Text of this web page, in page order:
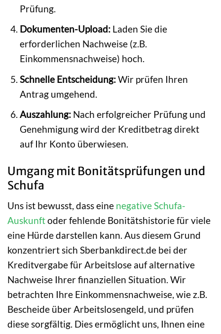
Prüfung.
Dokumenten-Upload:Laden Sie die
erforderlichen Nachweise (z.B.
Einkommensnachweise) hoch.
Schnelle Entscheidung:Wir prüfen Ihren
Antrag umgehend.
Auszahlung:Nach erfolgreicher Prüfung und
Genehmigung wird der Kreditbetrag direkt
auf Ihr Konto überwiesen.
Umgang mit Bonitätsprüfungen und
Schufa
Uns ist bewusst, dass eine negative Schufa-
Auskunftoder fehlende Bonitätshistorie für viele
eine Hürde darstellen kann. Aus diesem Grund
konzentriert sich Sberbankdirect.de bei der
Kreditvergabe für Arbeitslose auf alternative
Nachweise Ihrer finanziellen Situation. Wir
betrachten Ihre Einkommensnachweise, wie z.B.
Bescheide über Arbeitslosengeld, und prüfen
diese sorgfältig. Dies ermöglicht uns, Ihnen eine